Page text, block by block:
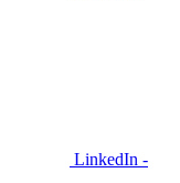
LinkedIn -